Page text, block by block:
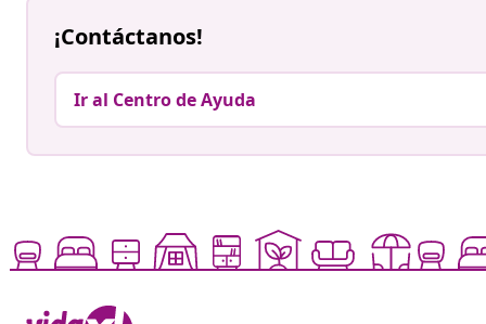
¡Contáctanos!
Ir al Centro de Ayuda